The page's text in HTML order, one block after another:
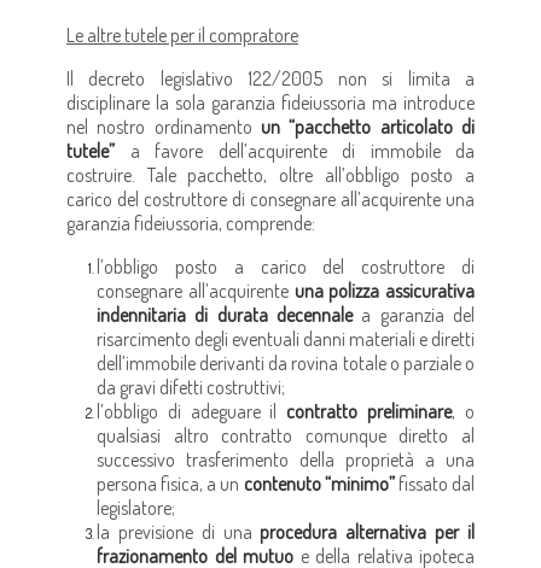
Le altre tutele per il compratore
Il decreto legislativo 122/2005 non si limita a
disciplinare la sola garanzia fideiussoria ma introduce
nel nostro ordinamento un “pacchetto articolato di
tutele” a favore dell’acquirente di immobile da
costruire. Tale pacchetto, oltre all’obbligo posto a
carico del costruttore di consegnare all’acquirente una
garanzia fideiussoria, comprende:
l’obbligo posto a carico del costruttore di
consegnare all’acquirente una polizza assicurativa
indennitaria di durata decennalea garanzia del
risarcimento degli eventuali danni materiali e diretti
dell’immobile derivanti da rovina totale o parziale o
da gravi difetti costruttivi;
l’obbligo di adeguare il contratto preliminare, o
qualsiasi altro contratto comunque diretto al
successivo trasferimento della proprietà a una
persona fisica, a un contenuto “minimo”fissato dal
legislatore;
la previsione di una procedura alternativa per il
frazionamento del mutuo e della relativa ipoteca